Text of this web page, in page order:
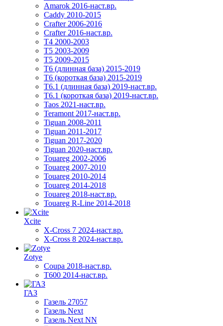
Amarok 2016-наст.вр.
Caddy 2010-2015
Crafter 2006-2016
Crafter 2016-наст.вр.
T4 2000-2003
T5 2003-2009
T5 2009-2015
T6 (длинная база) 2015-2019
Т6 (короткая база) 2015-2019
T6.1 (длинная база) 2019-наст.вр.
T6.1 (короткая база) 2019-наст.вр.
Taos 2021-наст.вр.
Teramont 2017-наст.вр.
Tiguan 2008-2011
Tiguan 2011-2017
Tiguan 2017-2020
Tiguan 2020-наст.вр.
Touareg 2002-2006
Touareg 2007-2010
Touareg 2010-2014
Touareg 2014-2018
Touareg 2018-наст.вр.
Touareg R-Line 2014-2018
Xcite
X-Cross 7 2024-наст.вр.
X-Cross 8 2024-наст.вр.
Zotye
Coupa 2018-наст.вр.
T600 2014-наст.вр.
ГАЗ
Газель 27057
Газель Next
Газель Next NN